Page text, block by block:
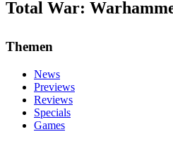
Total War:
Themen
News
Previews
Reviews
Specials
Games